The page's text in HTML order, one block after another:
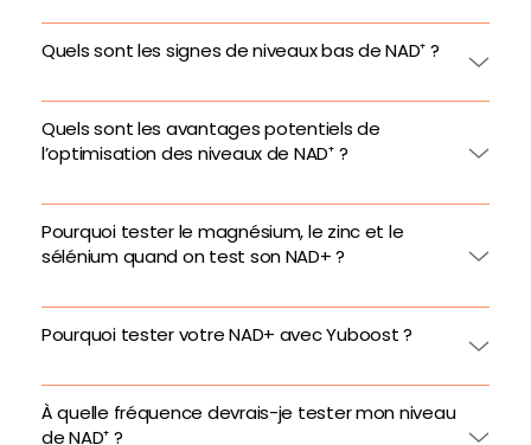
Quels sont les signes de niveaux bas de NAD⁺ ?
Quels sont les avantages potentiels de
l’optimisation des niveaux de NAD⁺ ?
Pourquoi tester le magnésium, le zinc et le
sélénium quand on test son NAD+ ?
Pourquoi tester votre NAD+ avec Yuboost ?
À quelle fréquence devrais-je tester mon niveau
de NAD⁺ ?